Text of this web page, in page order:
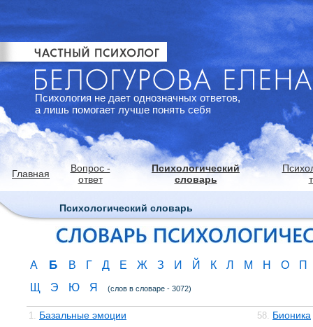
Психология не дает однозначных ответов,
а лишь помогает лучше понять себя
Главная
Вопрос -
ответ
Психологический
словарь
Психологический словарь
А Б В Г Д Е Ж З И Й К Л М Н О
П
Щ
Э Ю Я (слов в словаре - 3072)
1. Базальные эмоции 58. Бионика